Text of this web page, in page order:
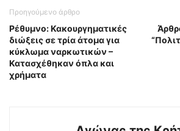
Προηγούμενο άρθρο
Ρέθυμνο: Κακουργηματικές
διώξεις σε τρία άτομα για
κύκλωμα ναρκωτικών –
Κατασχέθηκαν όπλα και
χρήματα